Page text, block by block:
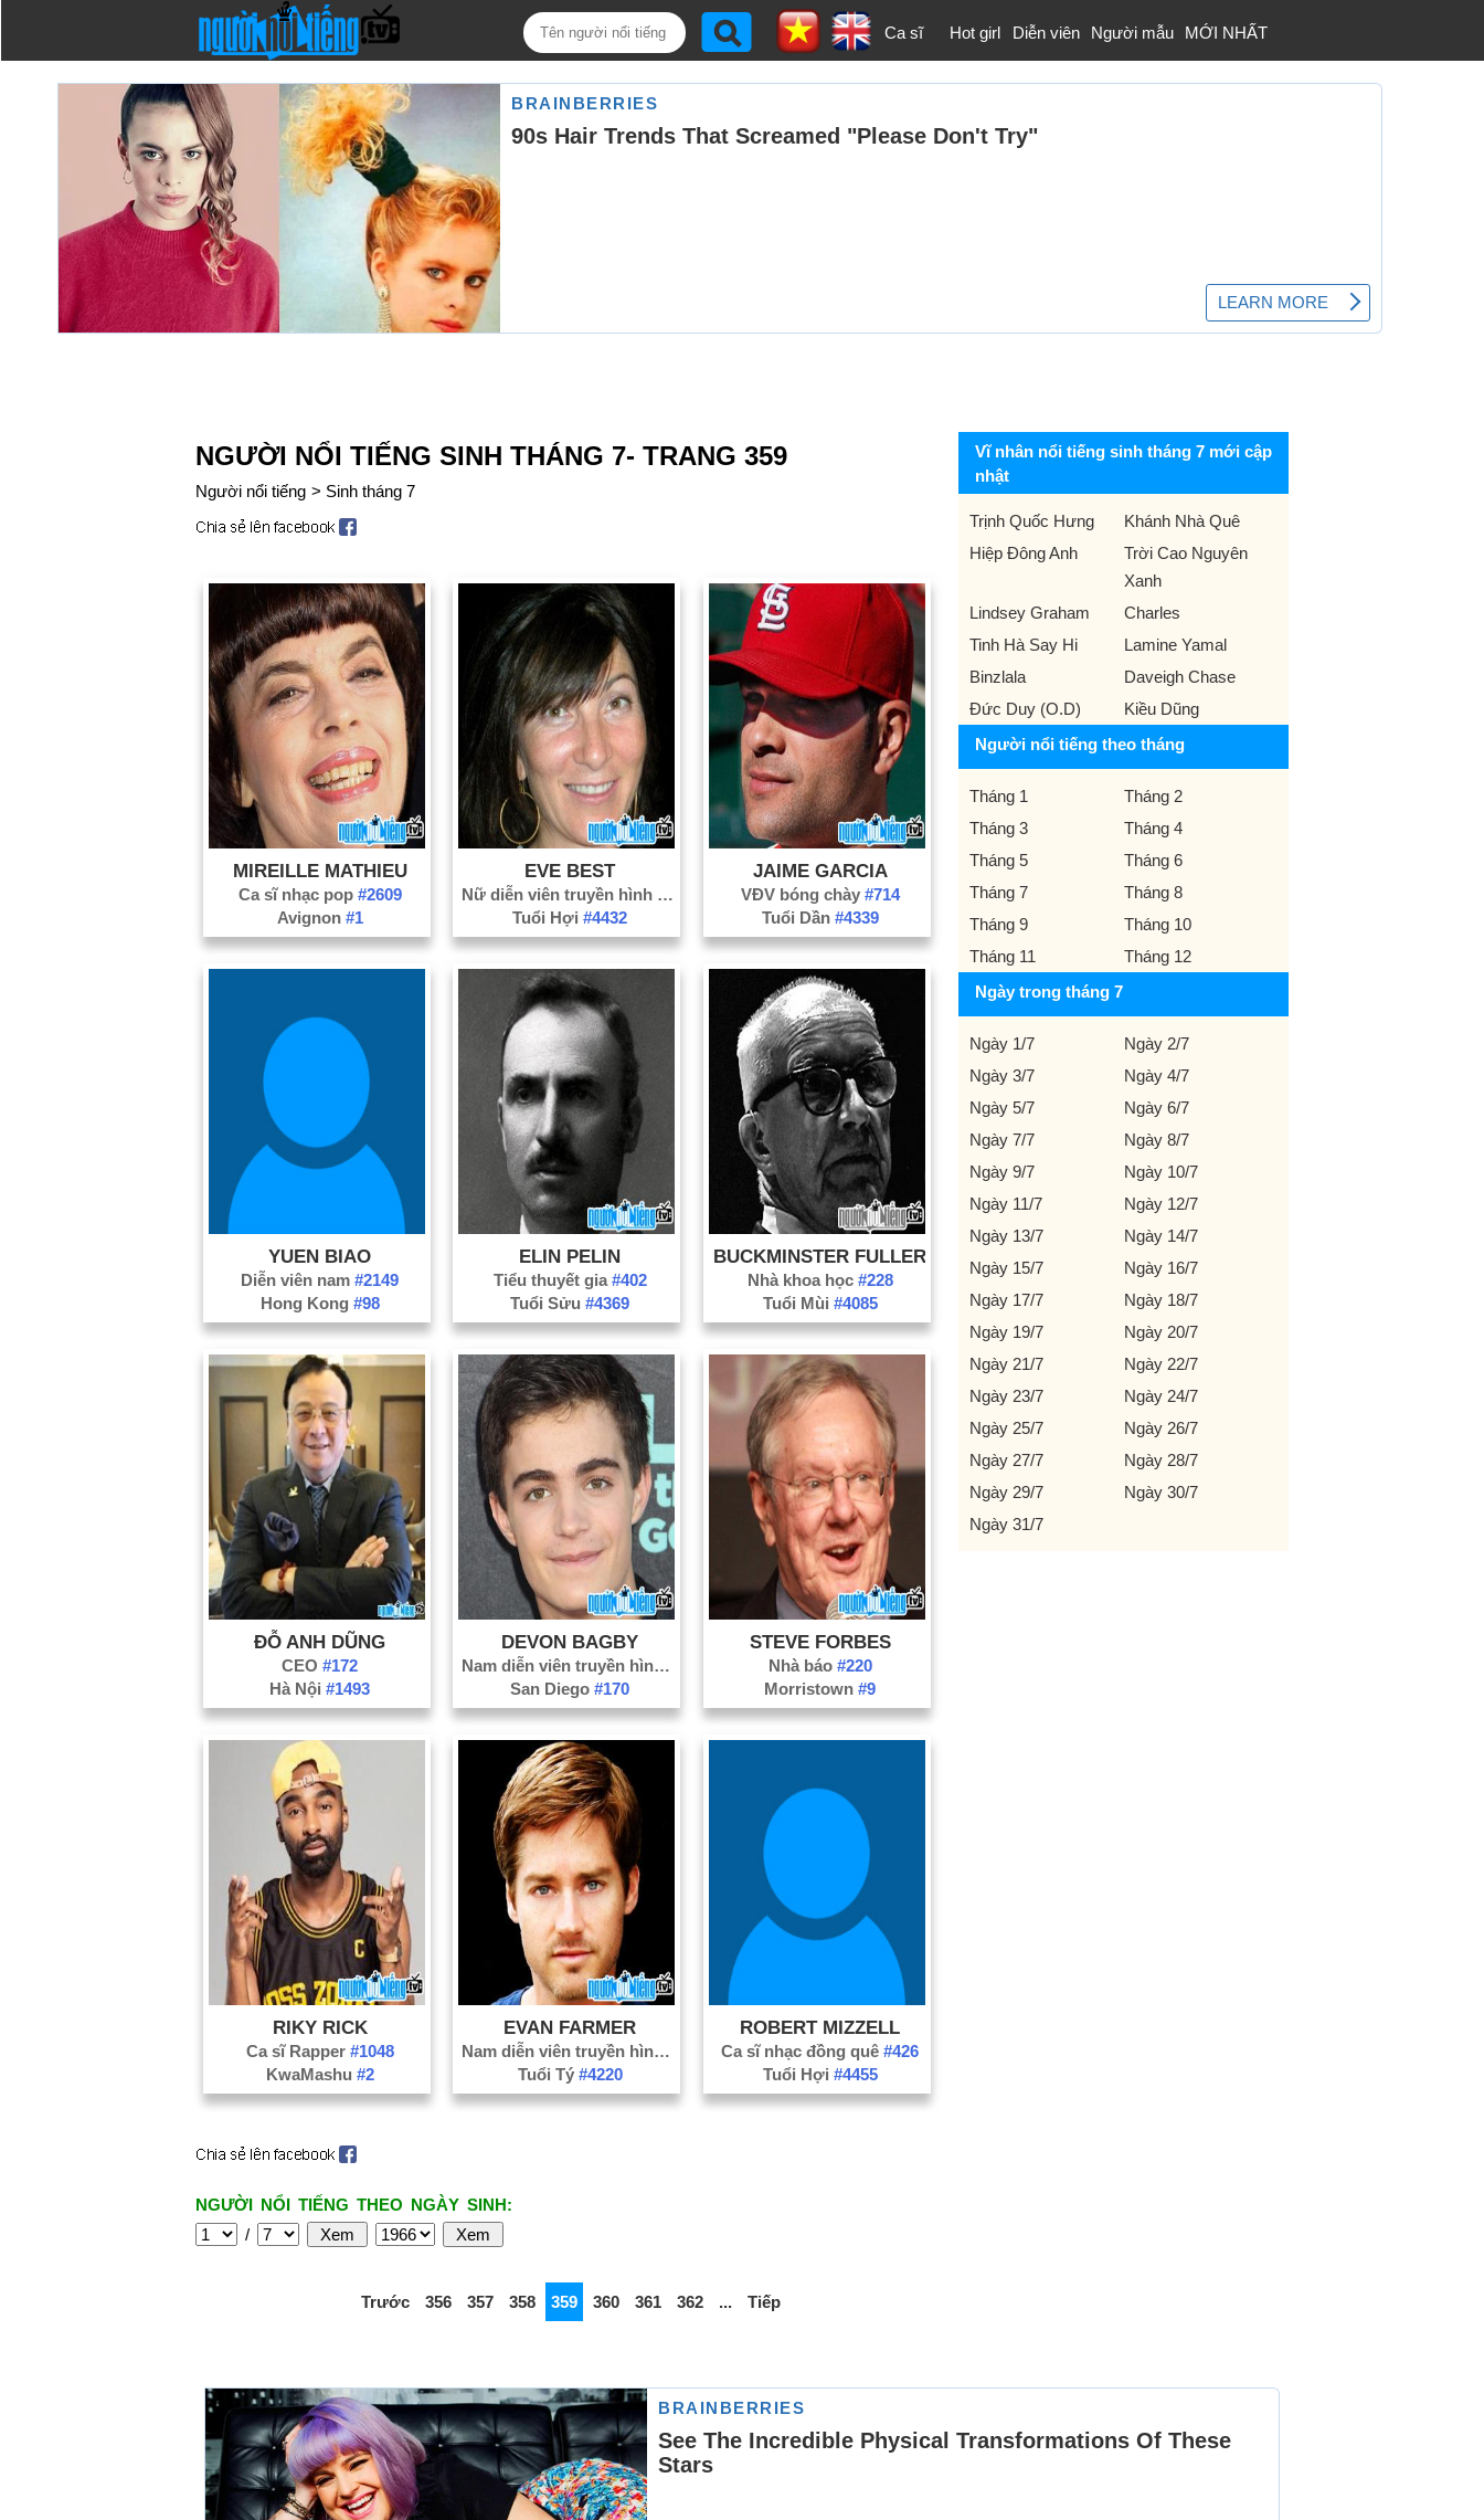
Ca sĩ Hot girl Diễn viên Người mẫu MỚI NHẤT
NGƯỜI NỔI TIẾNG SINH THÁNG 7- TRANG 359
Người nổi tiếng > Sinh tháng 7
MIREILLE MATHIEU
Ca sĩ nhạc pop #2609
Avignon #1
EVE BEST
Nữ diễn viên truyền hình
#2942
Tuổi Hợi#4432
JAIME GARCIA
VĐV bóng chày #714
Tuổi Dần #4339
YUEN BIAO
Diễn viên nam#2149
Hong Kong #98
ELIN PELIN
Tiểu thuyết gia #402
Tuổi Sửu#4369
BUCKMINSTER FULLER
Nhà khoa học #228
Tuổi Mùi #4085
ĐỖ ANH DŨNG
CEO#172
Hà Nội#1493
DEVON BAGBY
Nam diễn viên truyền hình#3142
San Diego#170
STEVE FORBES
Nhà báo #220
Morristown#9
RIKY RICK
Ca sĩ Rapper #1048
KwaMashu #2
EVAN FARMER
Nam diễn viên truyền hình#3143
Tuổi Tý #4220
ROBERT MIZZELL
Ca sĩ nhạc đồng quê#426
Tuổi Hợi #4455
NGƯỜI NỔI TIẾNG THEO NGÀY SINH:
/
Trước 356 357 358 359 360 361 362 ... Tiếp
Vĩ nhân nổi tiếng sinh tháng 7 mới cập
nhật
Trịnh Quốc Hưng
Khánh Nhà Quê
Hiệp Đông Anh
Trời Cao Nguyên
Xanh
Lindsey Graham
Charles
Tinh Hà Say Hi
Lamine Yamal
Binzlala
Daveigh Chase
Đức Duy (O.D)
Kiều Dũng
Người nổi tiếng theo tháng
Tháng 1
Tháng 2
Tháng 3
Tháng 4
Tháng 5
Tháng 6
Tháng 7
Tháng 8
Tháng 9
Tháng 10
Tháng 11
Tháng 12
Ngày trong tháng 7
Ngày 1/7
Ngày 2/7
Ngày 3/7
Ngày 4/7
Ngày 5/7
Ngày 6/7
Ngày 7/7
Ngày 8/7
Ngày 9/7
Ngày 10/7
Ngày 11/7
Ngày 12/7
Ngày 13/7
Ngày 14/7
Ngày 15/7
Ngày 16/7
Ngày 17/7
Ngày 18/7
Ngày 19/7
Ngày 20/7
Ngày 21/7
Ngày 22/7
Ngày 23/7
Ngày 24/7
Ngày 25/7
Ngày 26/7
Ngày 27/7
Ngày 28/7
Ngày 29/7
Ngày 30/7
Ngày 31/7